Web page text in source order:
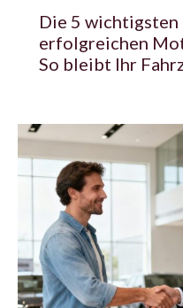
Die 5
erfolgreichen
So bleibt Ihr